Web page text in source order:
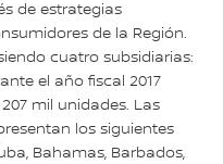
de estrategias
de la Región.
cuatro subsidiarias:
el año fiscal 2017
mil unidades. Las
los siguientes
Bahamas, Barbados,